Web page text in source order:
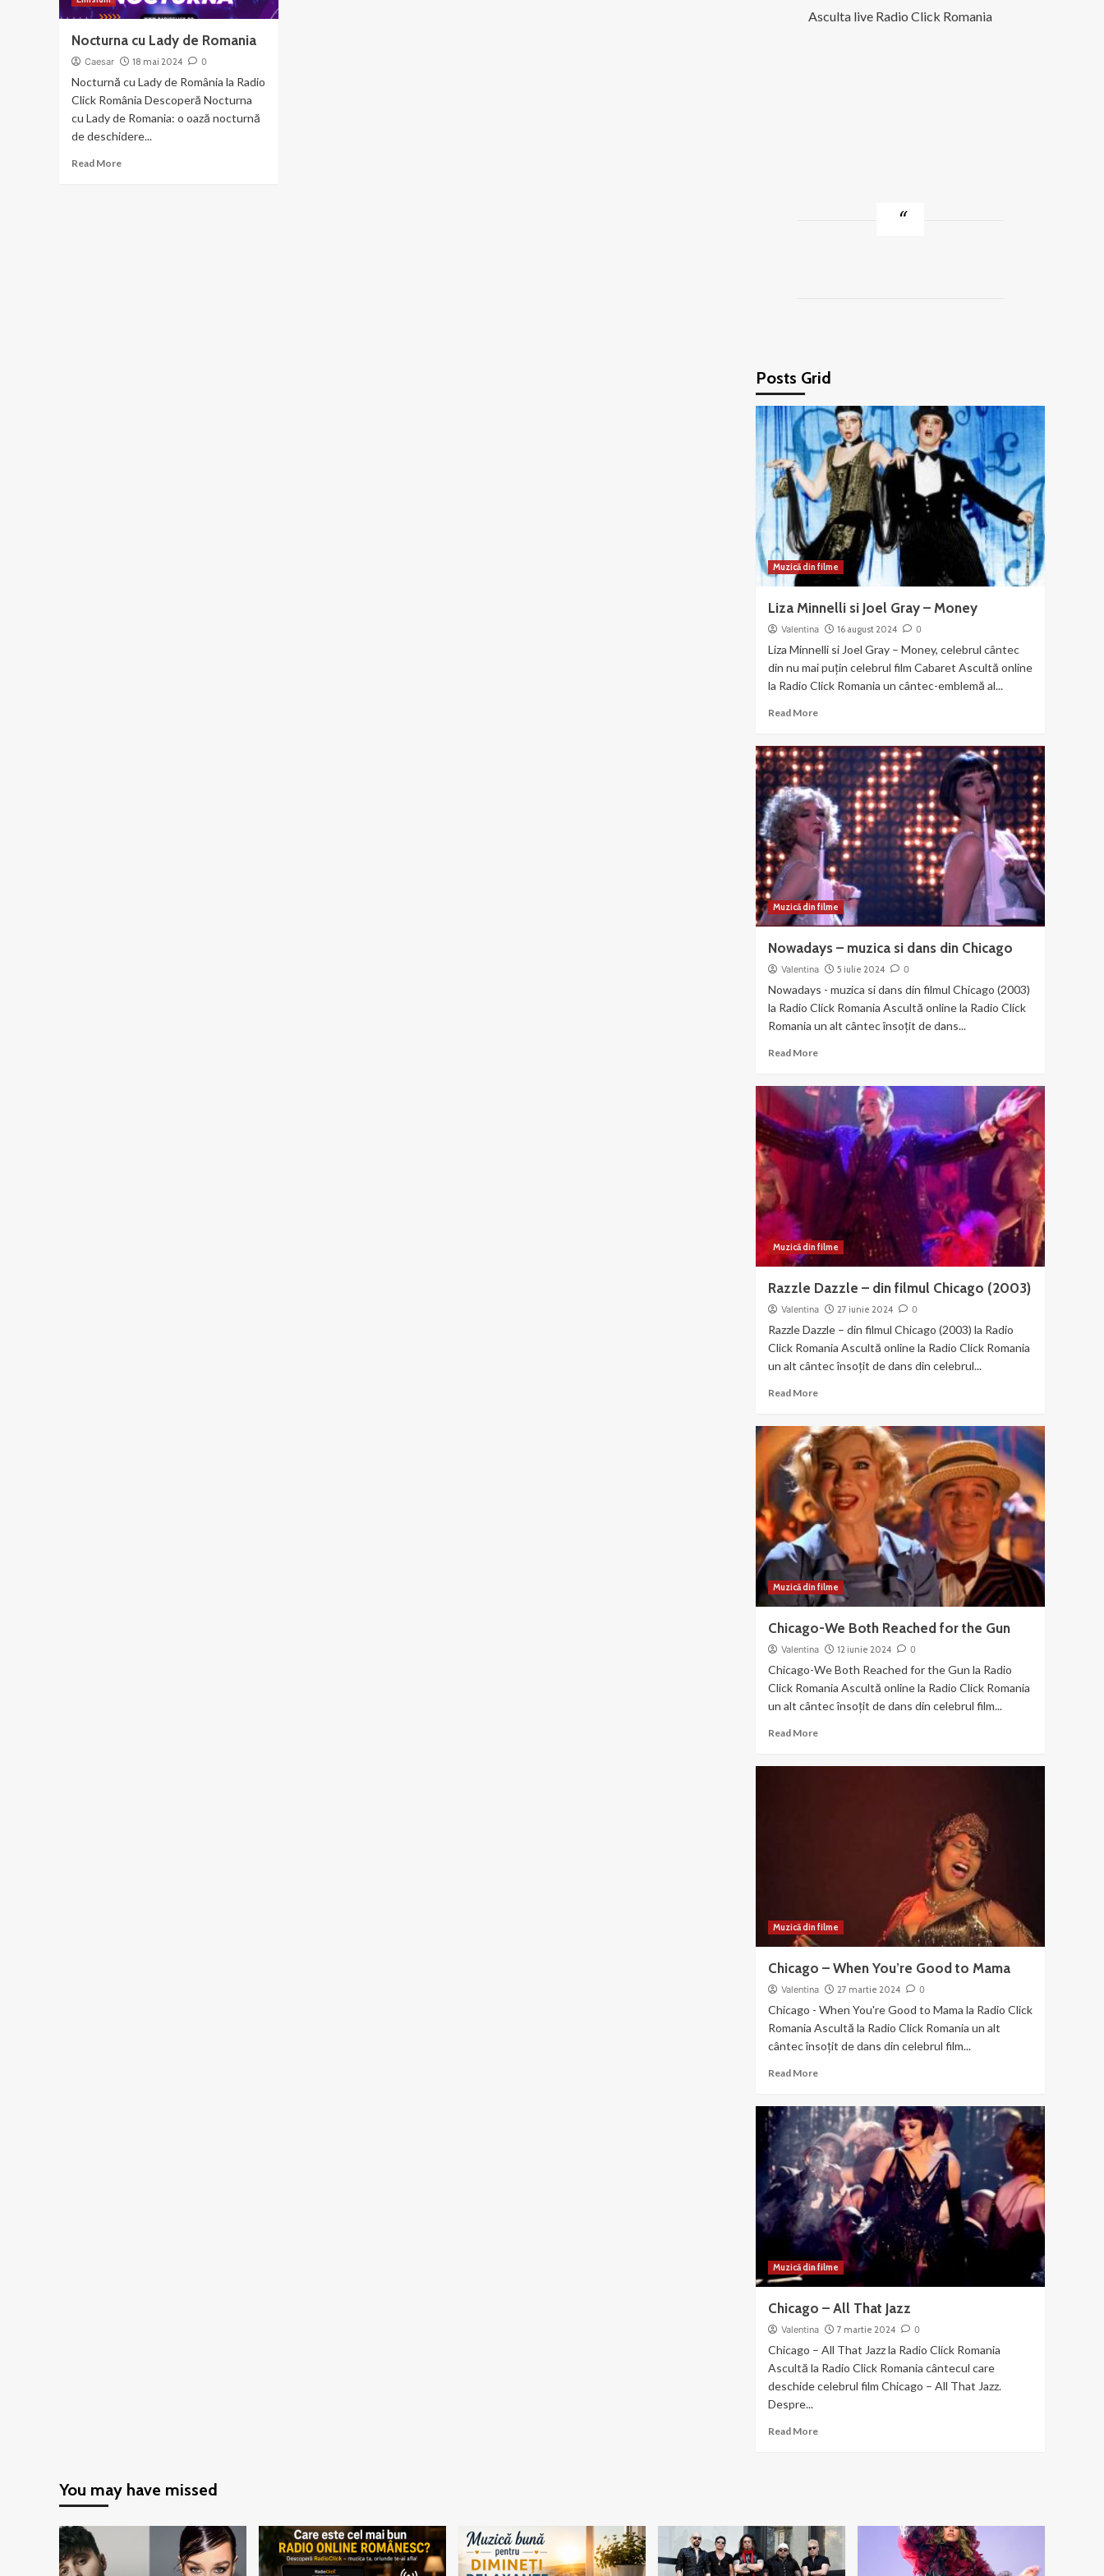
Nocturna cu Lady de Romania
Caesar 18 mai 2024 0
Nocturnă cu Lady de România la Radio
Click România Descoperă Nocturna
cu Lady de Romania: o oază nocturnă
de deschidere...
Read MoreRead
Asculta live Radio Click Romania
Posts Grid
Muzică din filme
Liza Minnelli si Joel Gray – Money
Valentina 16 august 2024 0
Liza Minnelli si Joel Gray – Money, celebrul cântec
din nu mai puțin celebrul film Cabaret Ascultă online
la Radio Click Romania un cântec-emblemă al...
Read MoreRead
Liza
Minnelli
si
Joel
Gray
–
Money
Muzică din filme
Nowadays – muzica si dans din Chicago
Valentina 5 iulie 2024 0
Nowadays - muzica si dans din filmul Chicago (2003)
la Radio Click Romania Ascultă online la Radio Click
Romania un alt cântec însoțit de dans...
Read MoreRead
Nowadays
muzica
si
dans
din
Chicago
Muzică din filme
Razzle Dazzle – din filmul Chicago (2003)
Valentina 27 iunie 2024 0
Razzle Dazzle – din filmul Chicago (2003) la Radio
Click Romania Ascultă online la Radio Click Romania
un alt cântec însoțit de dans din celebrul...
Read MoreRead
Razzle
Dazzle
–
din
filmul
Chicago
(2003)
Muzică din filme
Chicago-We Both Reached for the Gun
Valentina 12 iunie 2024 0
Chicago-We Both Reached for the Gun la Radio
Click Romania Ascultă online la Radio Click Romania
un alt cântec însoțit de dans din celebrul film...
Read MoreRead
Muzică din filme
Chicago – When You’re Good to Mama
Valentina 27 martie 2024 0
Chicago - When You're Good to Mama la Radio Click
Romania Ascultă la Radio Click Romania un alt
cântec însoțit de dans din celebrul film...
Read MoreRead
Chicago
–
When
You’re
Good
to
Mama
Muzică din filme
Chicago – All That Jazz
Valentina 7 martie 2024 0
Chicago – All That Jazz la Radio Click Romania
Ascultă la Radio Click Romania cântecul care
deschide celebrul film Chicago – All That Jazz.
Despre...
Read MoreRead
Jazz
You may have missed